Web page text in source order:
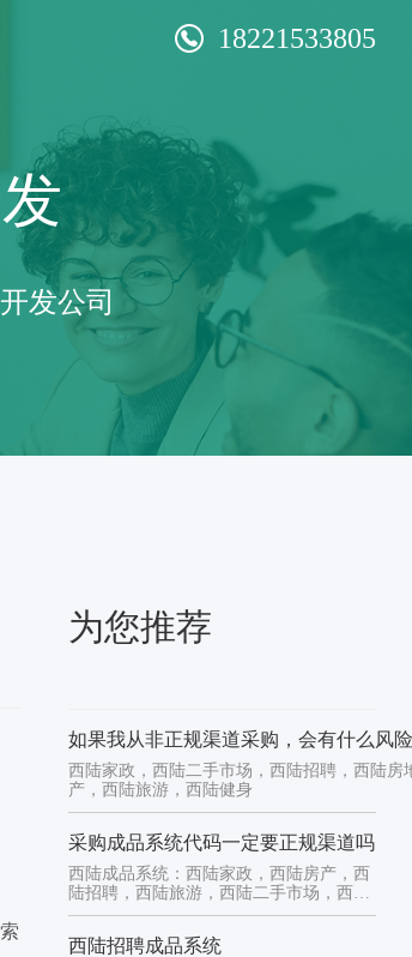
18221533805
发公司
为您推荐
如果我从非正规渠道采购，会有什么风
西陆家政，西陆二手市场，西陆招聘，西陆房
产，西陆旅游，西陆健身
采购成品系统代码一定要正规渠道吗
西陆成品系统：西陆家政，西陆房产，西
陆招聘，西陆旅游，西陆二手市场，西陆
健身
西陆招聘成品系统